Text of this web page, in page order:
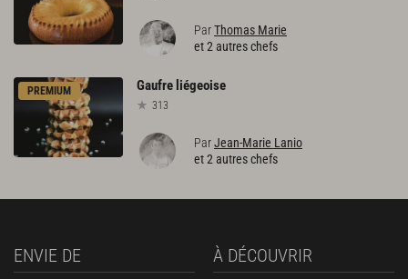
ParThomas Marie
et 2 autres chefs
PREMIUM Gaufre liégeoise
313
ParJean-Marie Lanio
et 2 autres chefs
ENVIE DE À DÉCOUVRIR